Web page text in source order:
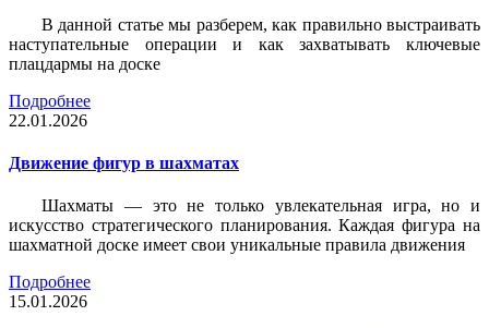
В данной статье мы разберем, как правильно выстраивать
наступательные операции и как захватывать ключевые
плацдармы на доске
Подробнее
22.01.2026
Движение фигур в шахматах
Шахматы — это не только увлекательная игра, но и
искусство стратегического планирования. Каждая фигура на
шахматной доске имеет свои уникальные правила движения
Подробнее
15.01.2026